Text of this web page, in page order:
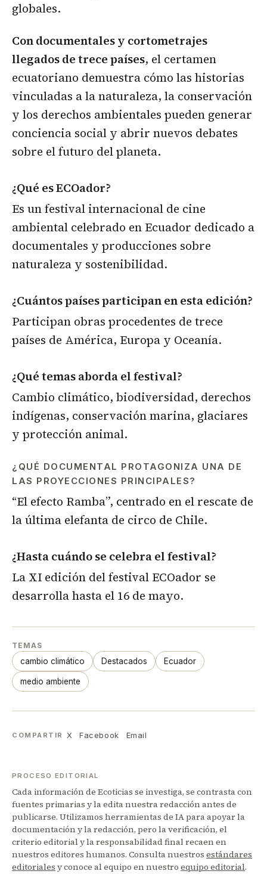
globales.
Con documentales y cortometrajes
llegados de trece países, el certamen
ecuatoriano demuestra cómo las historias
vinculadas a la naturaleza, la conservación
y los derechos ambientales pueden generar
conciencia social y abrir nuevos debates
sobre el futuro del planeta.
¿Qué es ECOador?
Es un festival internacional de cine
ambiental celebrado en Ecuador dedicado a
documentales y producciones sobre
naturaleza y sostenibilidad.
¿Cuántos países participan en esta edición?
Participan obras procedentes de trece
países de América, Europa y Oceanía.
¿Qué temas aborda el festival?
Cambio climático, biodiversidad, derechos
indígenas, conservación marina, glaciares
y protección animal.
¿QUÉ DOCUMENTAL PROTAGONIZA UNA DE
LAS PROYECCIONES PRINCIPALES?
“El efecto Ramba”, centrado en el rescate de
la última elefanta de circo de Chile.
¿Hasta cuándo se celebra el festival?
La XI edición del festival ECOador se
desarrolla hasta el 16 de mayo.
TEMAS
cambio climático Destacados Ecuador
medio ambiente
COMPARTIR X Facebook Email
PROCESO EDITORIAL
Cada información de Ecoticias se investiga, se contrasta con
fuentes primarias y la edita nuestra redacción antes de
publicarse. Utilizamos herramientas de IA para apoyar la
documentación y la redacción, pero la verificación, el
criterio editorial y la responsabilidad final recaen en
nuestros editores humanos. Consulta nuestros estándares
editoriales y conoce al equipo en nuestro equipo editorial.